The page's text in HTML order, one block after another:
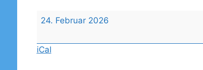
Potenzialtest
24. Februar 2026
iCal